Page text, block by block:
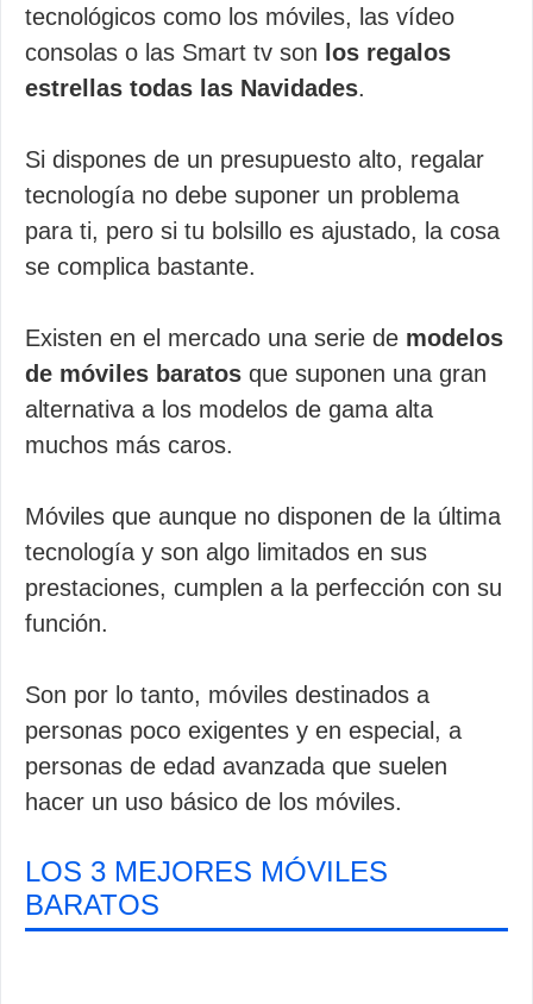
tecnológicos como los móviles, las vídeo
consolas o las Smart tv son los regalos
estrellas todas las Navidades.
Si dispones de un presupuesto alto, regalar
tecnología no debe suponer un problema
para ti, pero si tu bolsillo es ajustado, la cosa
se complica bastante.
Existen en el mercado una serie de modelos
de móviles baratos que suponen una gran
alternativa a los modelos de gama alta
muchos más caros.
Móviles que aunque no disponen de la última
tecnología y son algo limitados en sus
prestaciones, cumplen a la perfección con su
función.
Son por lo tanto, móviles destinados a
personas poco exigentes y en especial, a
personas de edad avanzada que suelen
hacer un uso básico de los móviles.
LOS 3 MEJORES MÓVILES
BARATOS